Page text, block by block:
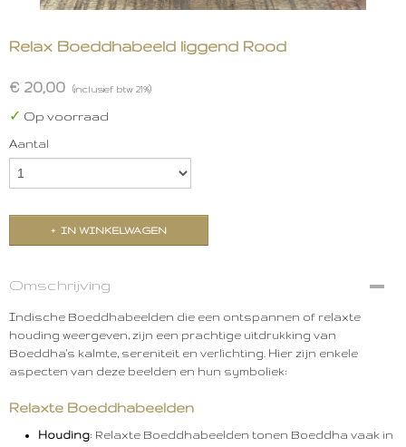
Relax Boeddhabeeld liggend Rood
€ 20,00 (inclusief btw 21%)
✓ Op voorraad
Aantal
IN WINKELWAGEN
Omschrijving
Indische Boeddhabeelden die een ontspannen of relaxte
houding weergeven, zijn een prachtige uitdrukking van
Boeddha's kalmte, sereniteit en verlichting. Hier zijn enkele
aspecten van deze beelden en hun symboliek:
Relaxte Boeddhabeelden
Houding: Relaxte Boeddhabeelden tonen Boeddha vaak in